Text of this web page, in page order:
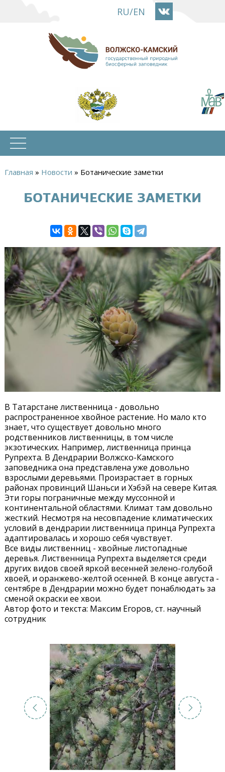
основному
содержанию
RU/EN
здесь
Главная » Новости » Ботанические заметки
БОТАНИЧЕСКИЕ ЗАМЕТКИ
В Татарстане лиственница - довольно
распространенное хвойное растение. Но мало кто
знает, что существует довольно много
родственников лиственницы, в том числе
экзотических. Например, лиственница принца
Рупрехта. В Дендрарии Волжско-Камского
заповедника она представлена уже довольно
взрослыми деревьями. Произрастает в горных
районах провинций Шаньси и Хэбэй на севере Китая.
Эти горы пограничные между муссонной и
континентальной областями. Климат там довольно
жесткий. Несмотря на несовпадение климатических
условий в дендрарии лиственница принца Рупрехта
адаптировалась и хорошо себя чувствует.
Все виды лиственниц - хвойные листопадные
деревья. Лиственница Рупрехта выделяется среди
других видов своей яркой весенней зелено-голубой
хвоей, и оранжево-желтой осенней. В конце августа -
сентябре в Дендрарии можно будет понаблюдать за
сменой окраски ее хвои.
Автор фото и текста: Максим Егоров, ст. научный
сотрудник